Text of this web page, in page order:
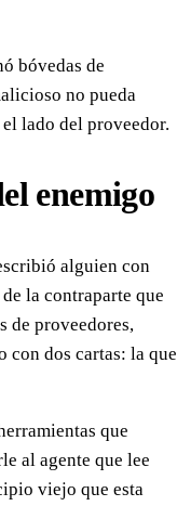
bóvedas de
no pueda
lado del proveedor.
enemigo
alguien con
la contraparte que
de proveedores,
con dos cartas: la que
que
al agente que lee
viejo que esta